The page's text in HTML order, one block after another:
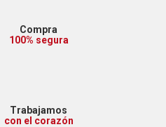
Compra
100% segura
Trabajamos
con el corazón